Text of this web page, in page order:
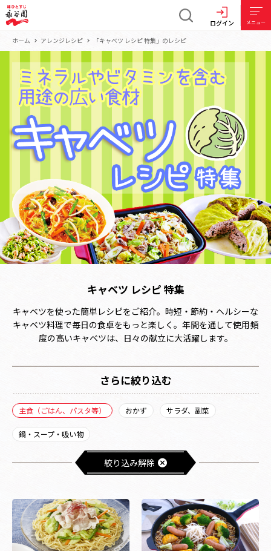
ログイン メニュー
ホーム アレンジレシピ 「キャベツ レシピ 特集」のレシピ
キャベツ レシピ 特集
キャベツを使った簡単レシピをご紹介。時短・節約・ヘルシーな
キャベツ料理で毎日の食卓をもっと楽しく。年間を通して使用頻
度の高いキャベツは、日々の献立に大活躍します。
さらに絞り込む
主食（ごはん、パスタ等） おかず サラダ、副菜
鍋・スープ・吸い物
絞り込み解除